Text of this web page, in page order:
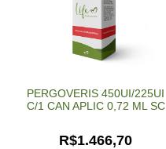
PERGOVERIS 450UI/225UI
C/1 CAN APLIC 0,72 ML SC
R$1.466,70